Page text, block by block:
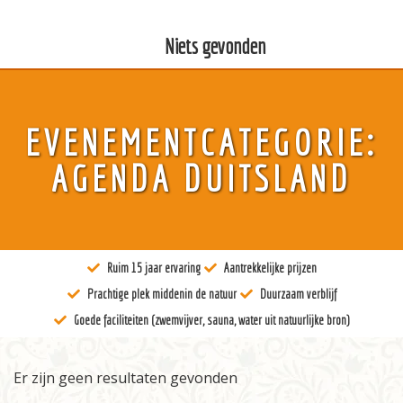
Kunst
Bewustzijn
Docenten
Verblijven
EVENEMENTCATEGORIE:
AGENDA DUITSLAND
Ruim 15 jaar ervaring
Aantrekkelijke prijzen
Prachtige plek middenin de natuur
Duurzaam verblijf
Goede faciliteiten (zwemvijver, sauna, water uit natuurlijke bron)
Niets gevonden
Er zijn geen resultaten gevonden